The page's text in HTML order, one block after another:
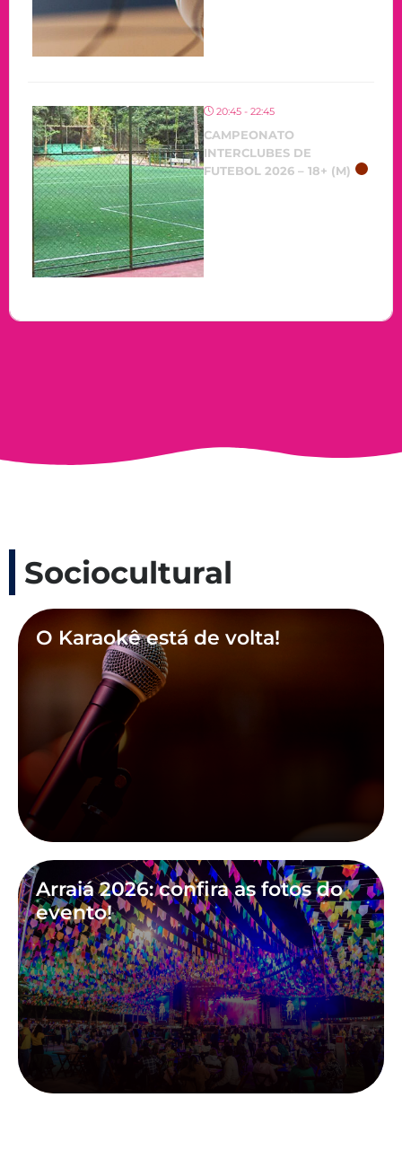
20:45 - 22:45
CAMPEONATO
INTERCLUBES DE
FUTEBOL 2026 – 18+ (M)
Sociocultural
O Karaokê está de volta!
Arraiá 2026: confira as fotos do
evento!